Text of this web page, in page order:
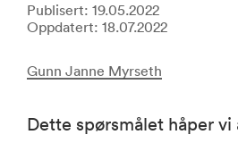
Publisert: 19.05.2022
Oppdatert: 18.07.2022
Gunn Janne Myrseth
Dette spørsmålet håper vi